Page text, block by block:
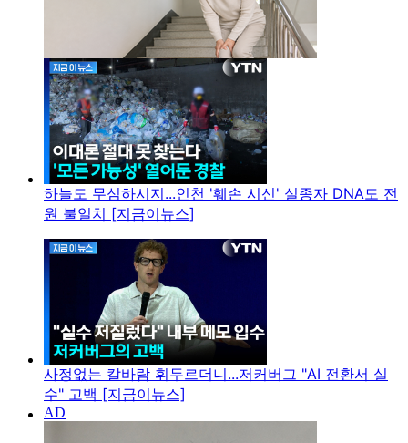
하늘도 무심하시지...인천 '훼손 시신' 실종자 DNA도 전
원 불일치 [지금이뉴스]
사정없는 칼바람 휘두르더니...저커버그 "AI 전환서 실
수" 고백 [지금이뉴스]